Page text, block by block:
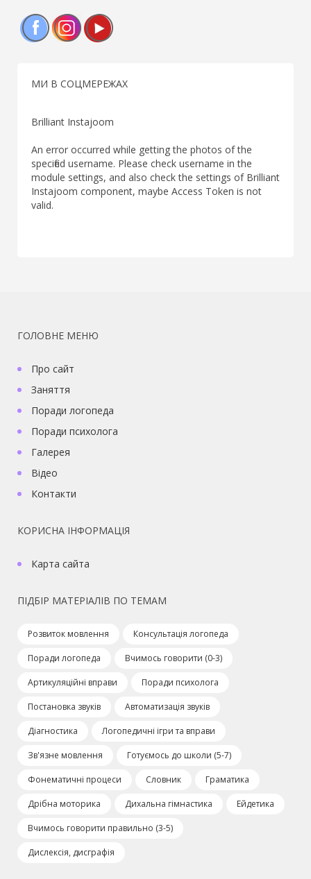
МИ В СОЦМЕРЕЖАХ
Brilliant Instajoom
An error occurred while getting the photos of the
specified username. Please check username in the
module settings, and also check the settings of Brilliant
Instajoom component, maybe Access Token is not
valid.
ГОЛОВНЕ МЕНЮ
Про сайт
Заняття
Поради логопеда
Поради психолога
Галерея
Відео
Контакти
КОРИСНА ІНФОРМАЦІЯ
Карта сайта
ПІДБІР МАТЕРІАЛІВ ПО ТЕМАМ
Розвиток мовлення Консультація логопеда
Поради логопеда Вчимось говорити (0-3)
Артикуляційні вправи Поради психолога
Постановка звуків Автоматизація звуків
Діагностика Логопедичні ігри та вправи
Зв'язне мовлення Готуємось до школи (5-7)
Фонематичні процеси Словник Граматика
Дрібна моторика Дихальна гімнастика Ейдетика
Вчимось говорити правильно (3-5)
Дислексія, дисграфія